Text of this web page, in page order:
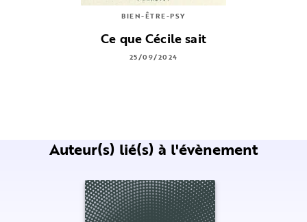
BIEN-ÊTRE-PSY
Ce que Cécile sait
25/09/2024
Auteur(s) lié(s) à l'évènement